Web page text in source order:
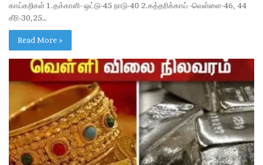
காய்கறிகள் 1.தக்காளி- ஒட்டு-45 நாடு-40 2.கத்தரிக்காய் -வெள்ளை-46, 44
கீரி-30,25…
Read More »